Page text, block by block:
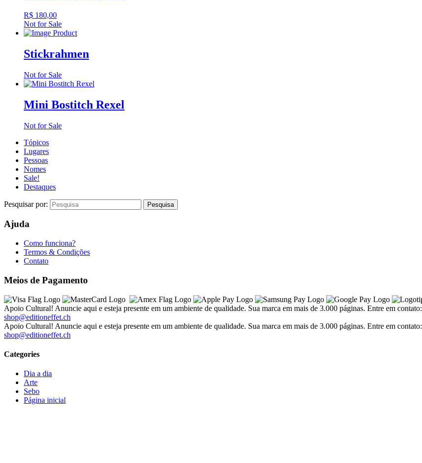
R$ 180,00
Not for Sale
Stickrahmen
Not for Sale
Mini Bostitch Rexel
Not for Sale
Tópicos
Lugares
Pessoas
Nomes
Sale!
Destaques
Pesquisar por:
Ajuda
Como funciona?
Termos & Condições
Contato
Meios de Pagamento
Apoio Cultural! Anuncie aqui e esteja presente em um ambiente de qualidade. Sua marca em mais de 3.000 páginas. Entre em contato:
shop@editioneffet.ch
Apoio Cultural! Anuncie aqui e esteja presente em um ambiente de qualidade. Sua marca em mais de 3.000 páginas. Entre em contato:
shop@editioneffet.ch
Categories
Dia a dia
Arte
Sebo
Página inicial